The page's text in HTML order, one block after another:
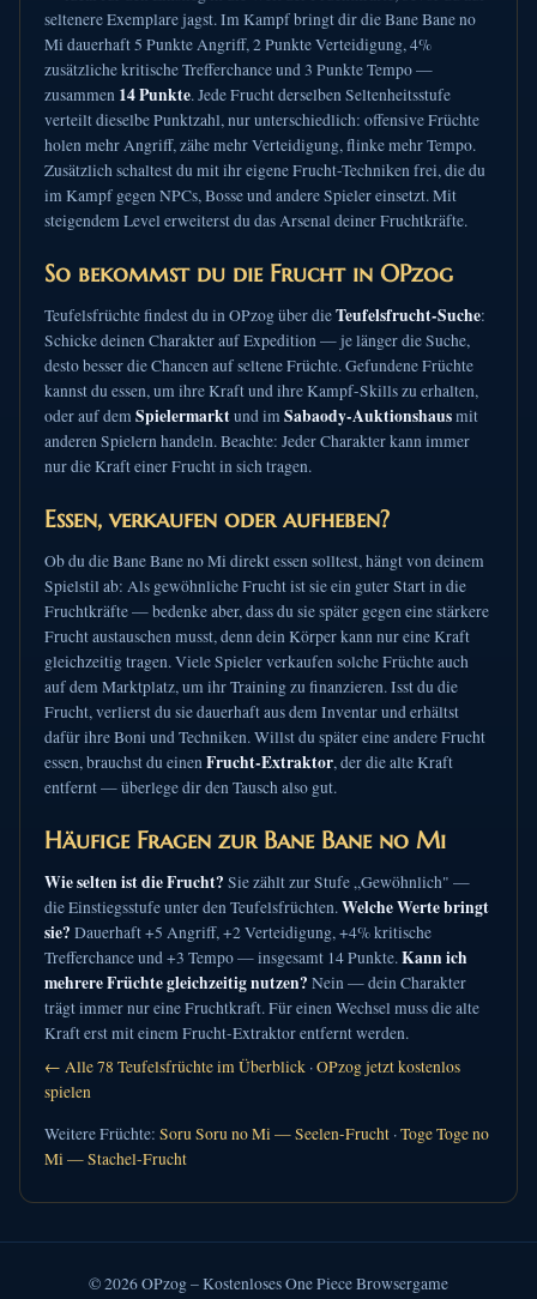
seltenere Exemplare jagst. Im Kampf bringt dir die Bane Bane no
Mi dauerhaft 5 Punkte Angriff, 2 Punkte Verteidigung, 4%
zusätzliche kritische Trefferchance und 3 Punkte Tempo —
zusammen 14 Punkte. Jede Frucht derselben Seltenheitsstufe
verteilt dieselbe Punktzahl, nur unterschiedlich: offensive Früchte
holen mehr Angriff, zähe mehr Verteidigung, flinke mehr Tempo.
Zusätzlich schaltest du mit ihr eigene Frucht-Techniken frei, die du
im Kampf gegen NPCs, Bosse und andere Spieler einsetzt. Mit
steigendem Level erweiterst du das Arsenal deiner Fruchtkräfte.
So bekommst du die Frucht in OPzog
Teufelsfrüchte findest du in OPzog über dieTeufelsfrucht-Suche:
Schicke deinen Charakter auf Expedition — je länger die Suche,
desto besser die Chancen auf seltene Früchte. Gefundene Früchte
kannst du essen, um ihre Kraft und ihre Kampf-Skills zu erhalten,
oder auf dem Spielermarktund im Sabaody-Auktionshausmit
anderen Spielern handeln. Beachte: Jeder Charakter kann immer
nur die Kraft einer Frucht in sich tragen.
Essen, verkaufen oder aufheben?
Ob du die Bane Bane no Mi direkt essen solltest, hängt von deinem
Spielstil ab: Als gewöhnliche Frucht ist sie ein guter Start in die
Fruchtkräfte — bedenke aber, dass du sie später gegen eine stärkere
Frucht austauschen musst, denn dein Körper kann nur eine Kraft
gleichzeitig tragen. Viele Spieler verkaufen solche Früchte auch
auf dem Marktplatz, um ihr Training zu finanzieren. Isst du die
Frucht, verlierst du sie dauerhaft aus dem Inventar und erhältst
dafür ihre Boni und Techniken. Willst du später eine andere Frucht
essen, brauchst du einenFrucht-Extraktor, der die alte Kraft
entfernt — überlege dir den Tausch also gut.
Häufige Fragen zur Bane Bane no Mi
Wie selten ist die Frucht? Sie zählt zur Stufe „Gewöhnlich" —
die Einstiegsstufe unter den Teufelsfrüchten.Welche Werte bringt
sie? Dauerhaft +5 Angriff, +2 Verteidigung, +4% kritische
Trefferchance und +3 Tempo — insgesamt 14 Punkte.Kann ich
mehrere Früchte gleichzeitig nutzen? Nein — dein Charakter
trägt immer nur eine Fruchtkraft. Für einen Wechsel muss die alte
Kraft erst mit einem Frucht-Extraktor entfernt werden.
← Alle 78 Teufelsfrüchte im Überblick ·OPzog jetzt kostenlos
spielen
Weitere Früchte: Soru Soru no Mi — Seelen-Frucht ·Toge Toge no
Mi — Stachel-Frucht
© 2026 OPzog – Kostenloses One Piece Browsergame